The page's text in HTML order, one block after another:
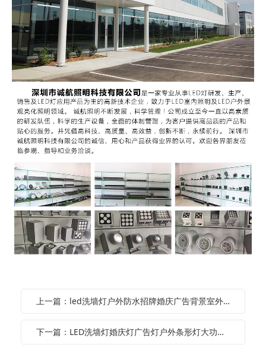
上一篇：led洗墙灯户外防水招牌婚庆广告背景室外桥梁灯室内射灯线条灯
下一篇：LED洗墙灯婚庆灯广告灯户外条形灯大功率景观灯亮化工程灯具